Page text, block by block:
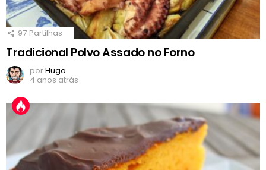
97 Partilhas
Tradicional Polvo Assado no Forno
porHugo
4 anos atrás